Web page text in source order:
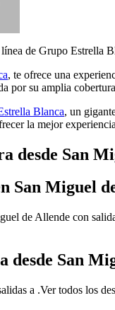
de Grupo Estrella
, te ofrece una
por su amplia
Blanca, un
la mejor
desde San
San Miguel
de Allende con
desde San
a .Ver todos los